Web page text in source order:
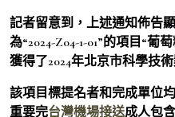
記者留意到，上述通知佈告顯
為“2024-Z04-1-01”的項目“
獲得了2024年北京市科學技
該項目標提名者和完成單位
重要完台灣機場接送成人包